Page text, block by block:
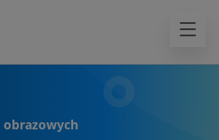
obrazowych